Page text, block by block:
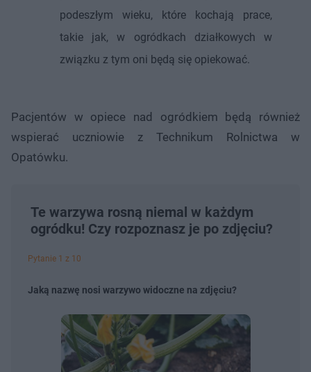
podeszłym wieku, które kochają prace,
takie jak, w ogródkach działkowych w
związku z tym oni będą się opiekować.
Pacjentów w opiece nad ogródkiem będą również
wspierać uczniowie z Technikum Rolnictwa w
Opatówku.
Te warzywa rosną niemal w każdym
ogródku! Czy rozpoznasz je po zdjęciu?
Pytanie 1 z 10
Jaką nazwę nosi warzywo widoczne na zdjęciu?